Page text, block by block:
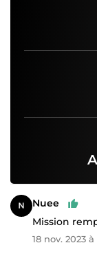
Nuee
Mission
18 nov. 2023 à